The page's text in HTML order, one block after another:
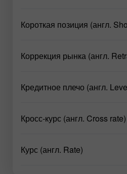
Короткая позиция (англ.
Коррекция рынка (англ.
Кредитное плечо (англ.
Кросс-курс (англ. Cross rate)
Курс (англ. Rate)